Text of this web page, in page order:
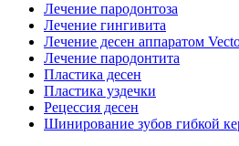
Лечение пародонтоза
Лечение гингивита
Лечение десен аппаратом
Лечение пародонтита
Пластика десен
Пластика уздечки
Рецессия десен
Шинирование зубов гибкой